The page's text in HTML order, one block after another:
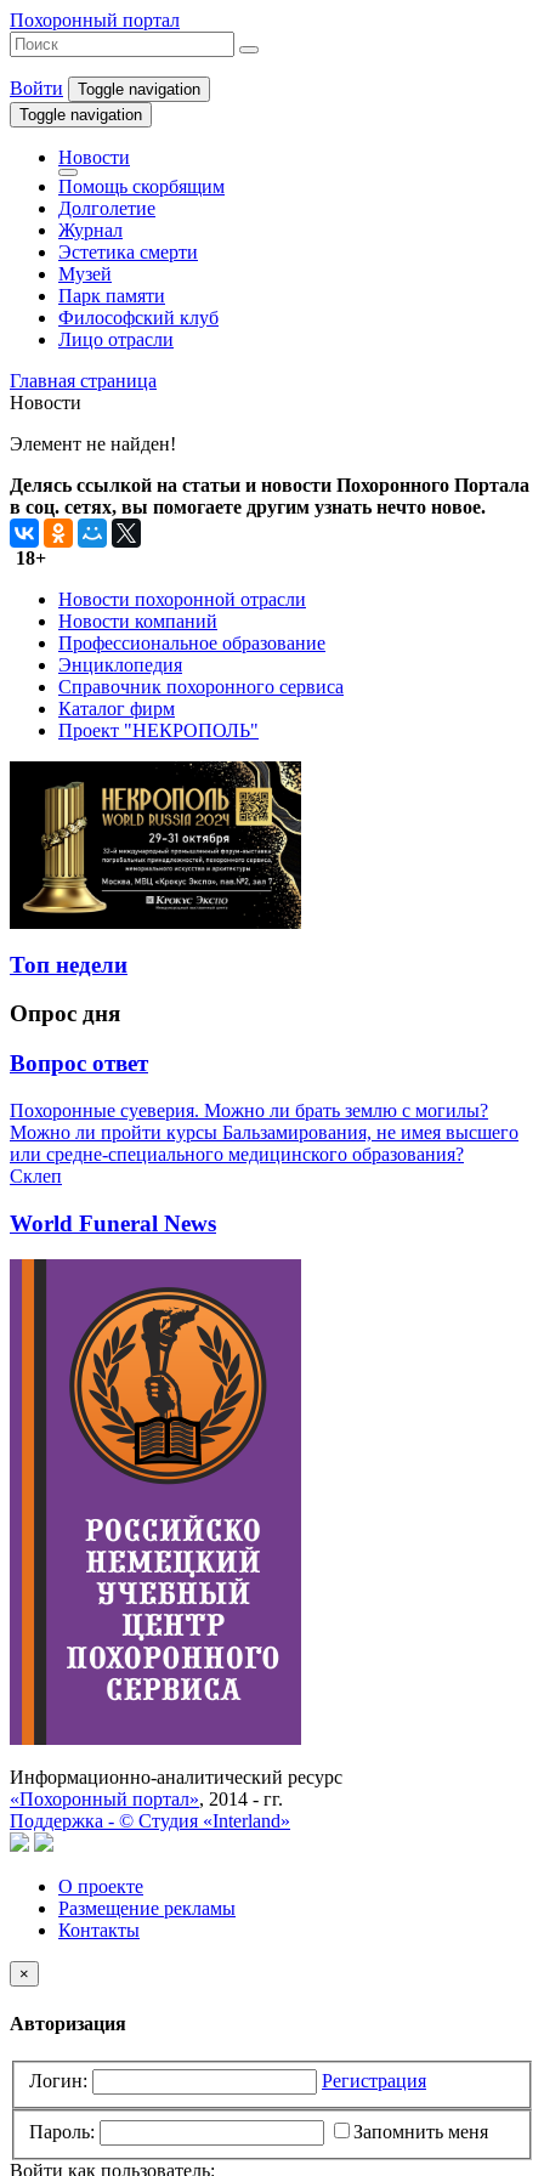
Похоронный портал
Войти
Toggle navigation
Toggle navigation
Новости
Помощь скорбящим
Долголетие
Журнал
Эстетика смерти
Музей
Парк памяти
Философский клуб
Лицо отрасли
Главная страница
Новости
Элемент не найден!
Делясь ссылкой на статьи и новости Похоронного Портала
в соц. сетях, вы помогаете другим узнать нечто новое.
18+
Новости похоронной отрасли
Новости компаний
Профессиональное образование
Энциклопедия
Справочник похоронного сервиса
Каталог фирм
Проект "НЕКРОПОЛЬ"
Топ недели
Опрос дня
Вопрос ответ
Похоронные суеверия. Можно ли брать землю с могилы?
Можно ли пройти курсы Бальзамирования, не имея высшего
или средне-специального медицинского образования?
Склеп
World Funeral News
Информационно-аналитический ресурс
«Похоронный портал», 2014 - гг.
Поддержка - © Cтудия «Interland»
О проекте
Размещение рекламы
Контакты
×
Авторизация
Логин: Регистрация
Пароль:
Запомнить меня
Войти как пользователь: